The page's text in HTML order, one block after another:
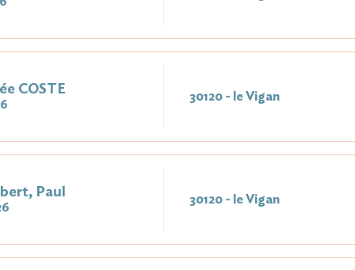
COSTE 30120 - le Vigan
Paul 30120 - le Vigan